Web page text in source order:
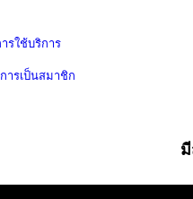
รใช้บริการ
ารเป็นสมาชิก